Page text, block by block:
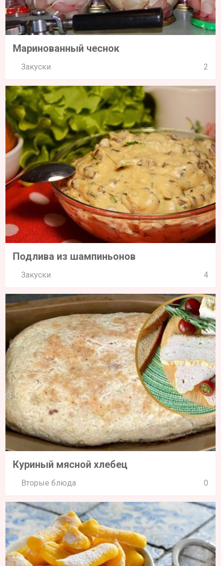
Маринованный чеснок
Закуски 2
Подлива из шампиньонов
Закуски 4
Куриный мясной хлебец
Вторые блюда 0